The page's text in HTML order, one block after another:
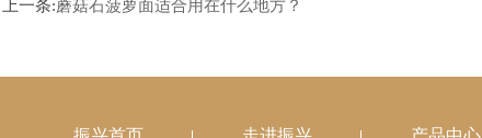
上一条:蘑菇石菠萝面适合用在什么地方？